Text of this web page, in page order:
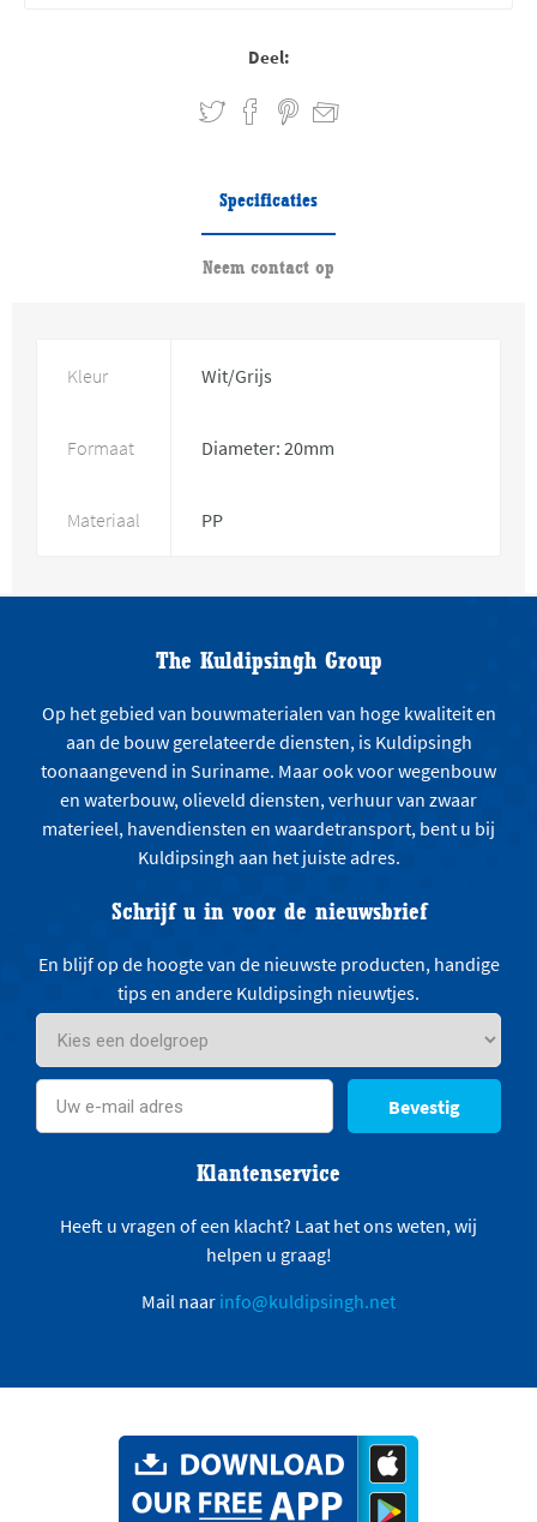
Deel:
Specificaties
Neem contact op
Kleur Wit/Grijs
Formaat Diameter: 20mm
Materiaal PP
The Kuldipsingh Group
Op het gebied van bouwmaterialen van hoge kwaliteit en
aan de bouw gerelateerde diensten, is Kuldipsingh
toonaangevend in Suriname. Maar ook voor wegenbouw
en waterbouw, olieveld diensten, verhuur van zwaar
materieel, havendiensten en waardetransport, bent u bij
Kuldipsingh aan het juiste adres.
Schrijf u in voor de nieuwsbrief
En blijf op de hoogte van de nieuwste producten, handige
tips en andere Kuldipsingh nieuwtjes.
Bevestig
Klantenservice
Heeft u vragen of een klacht? Laat het ons weten, wij
helpen u graag!
Mail naar info@kuldipsingh.net